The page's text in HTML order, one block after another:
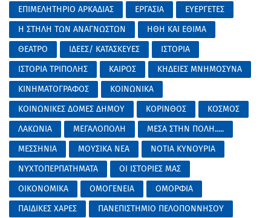
ΕΠΙΜΕΛΗΤΗΡΙΟ ΑΡΚΑΔΙΑΣ
ΕΡΓΑΣΙΑ
ΕΥΕΡΓΕΤΕΣ
Η ΣΤΗΛΗ ΤΩΝ ΑΝΑΓΝΩΣΤΩΝ
ΗΘΗ ΚΑΙ ΕΘΙΜΑ
ΘΕΑΤΡΟ
ΙΔΕΕΣ/ ΚΑΤΑΣΚΕΥΕΣ
ΙΣΤΟΡΙΑ
ΙΣΤΟΡΙΑ ΤΡΙΠΟΛΗΣ
ΚΑΙΡΟΣ
ΚΗΔΕΙΕΣ ΜΝΗΜΟΣΥΝΑ
ΚΙΝΗΜΑΤΟΓΡΑΦΟΣ
ΚΟΙΝΩΝΙΚΑ
ΚΟΙΝΩΝΙΚΕΣ ΔΟΜΕΣ ΔΗΜΟΥ
ΚΟΡΙΝΘΟΣ
ΚΟΣΜΟΣ
ΛΑΚΩΝΙΑ
ΜΕΓΑΛΟΠΟΛΗ
ΜΕΣΑ ΣΤΗΝ ΠΟΛΗ.....
ΜΕΣΣΗΝΙΑ
ΜΟΥΣΙΚΑ ΝΕΑ
ΝΟΤΙΑ ΚΥΝΟΥΡΙΑ
ΝΥΧΤΟΠΕΡΠΑΤΗΜΑΤΑ
ΟΙ ΙΣΤΟΡΙΕΣ ΜΑΣ
ΟΙΚΟΝΟΜΙΚΑ
ΟΜΟΓΕΝΕΙΑ
ΟΜΟΡΦΙΑ
ΠΑΙΔΙΚΕΣ ΧΑΡΕΣ
ΠΑΝΕΠΙΣΤΗΜΙΟ ΠΕΛΟΠΟΝΝΗΣΟΥ